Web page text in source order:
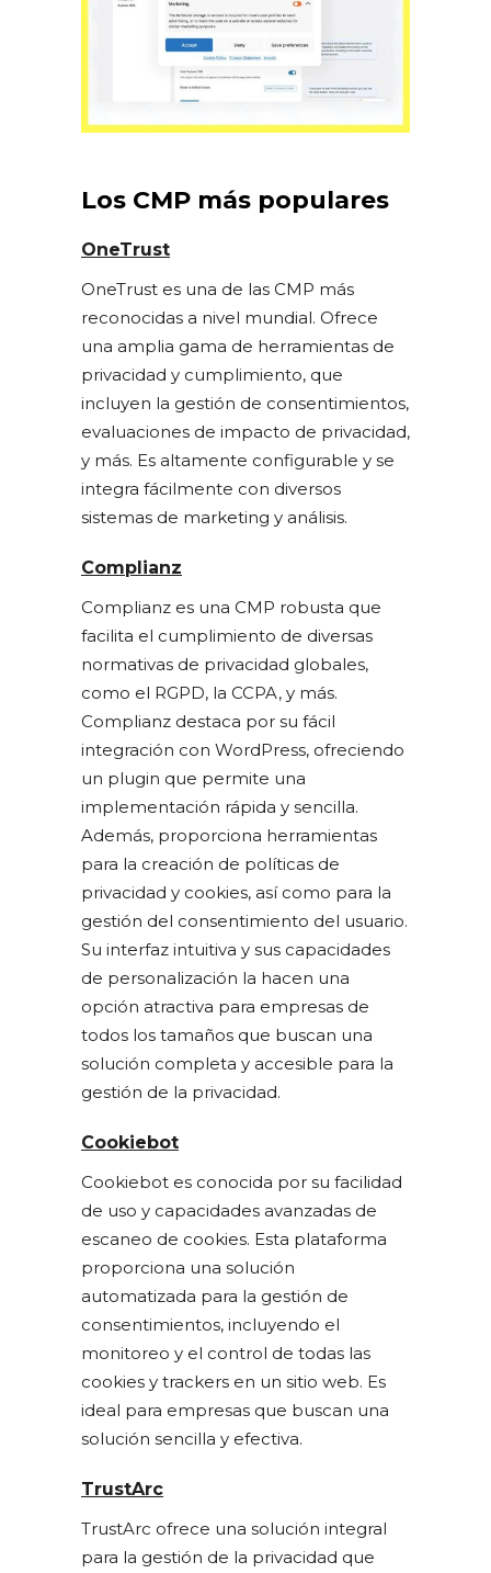
Los CMP más populares
OneTrust
OneTrust es una de las CMP más
reconocidas a nivel mundial. Ofrece
una amplia gama de herramientas de
privacidad y cumplimiento, que
incluyen la gestión de consentimientos,
evaluaciones de impacto de privacidad,
y más. Es altamente configurable y se
integra fácilmente con diversos
sistemas de marketing y análisis.
Complianz
Complianz es una CMP robusta que
facilita el cumplimiento de diversas
normativas de privacidad globales,
como el RGPD, la CCPA, y más.
Complianz destaca por su fácil
integración con WordPress, ofreciendo
un plugin que permite una
implementación rápida y sencilla.
Además, proporciona herramientas
para la creación de políticas de
privacidad y cookies, así como para la
gestión del consentimiento del usuario.
Su interfaz intuitiva y sus capacidades
de personalización la hacen una
opción atractiva para empresas de
todos los tamaños que buscan una
solución completa y accesible para la
gestión de la privacidad.
Cookiebot
Cookiebot es conocida por su facilidad
de uso y capacidades avanzadas de
escaneo de cookies. Esta plataforma
proporciona una solución
automatizada para la gestión de
consentimientos, incluyendo el
monitoreo y el control de todas las
cookies y trackers en un sitio web. Es
ideal para empresas que buscan una
solución sencilla y efectiva.
TrustArc
TrustArc ofrece una solución integral
para la gestión de la privacidad que